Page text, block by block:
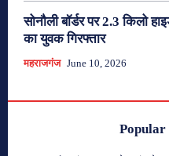
सोनौली बॉर्डर पर 2.3 किलो
का युवक गिरफ्तार
महराजगंज June 10, 2026
Popular